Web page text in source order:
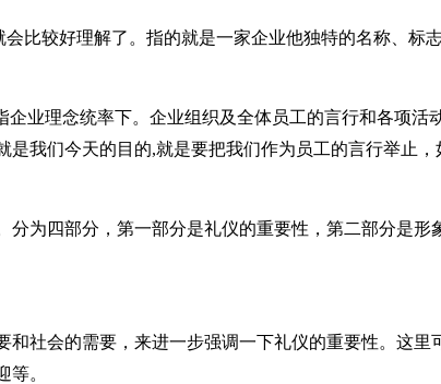
比较好理解了。指的就是一家企业他独特的名称、
业理念统率下。企业组织及全体员工的言行和各项活
是我们今天的目的,就是要把我们作为员工的言行举止
分为四部分，第一部分是礼仪的重要性，第二部分是形
和社会的需要，来进一步强调一下礼仪的重要性。这
等。